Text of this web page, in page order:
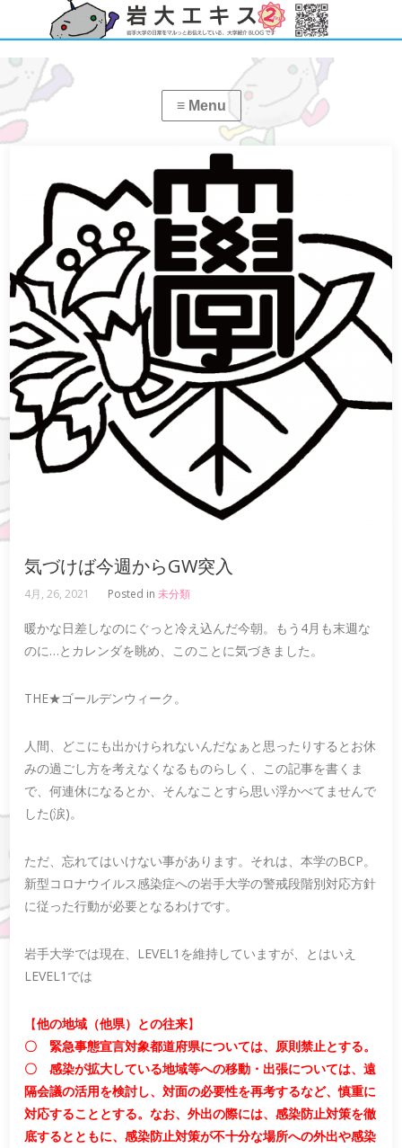
気づけば今週からGW突入
4月, 26, 2021 Posted in未分類
暖かな日差しなのにぐっと冷え込んだ今朝。もう4月も末週な
のに…とカレンダを眺め、このことに気づきました。
THE★ゴールデンウィーク。
人間、どこにも出かけられないんだなぁと思ったりするとお休
みの過ごし方を考えなくなるものらしく、この記事を書くま
で、何連休になるとか、そんなことすら思い浮かべてませんで
した(涙)。
ただ、忘れてはいけない事があります。それは、本学のBCP。
新型コロナウイルス感染症への岩手大学の警戒段階別対応方針
に従った行動が必要となるわけです。
岩手大学では現在、LEVEL1を維持していますが、とはいえ
LEVEL1では
【他の地域（他県）との往来】
〇 緊急事態宣言対象都道府県については、原則禁止とする。
〇 感染が拡大している地域等への移動・出張については、遠
隔会議の活用を検討し、対面の必要性を再考するなど、慎重に
対応することとする。なお、外出の際には、感染防止対策を徹
底するとともに、感染防止対策が不十分な場所への外出や感染